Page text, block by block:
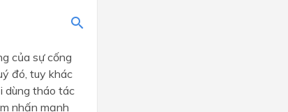
của sự cống
đó, tuy khác
dùng tháo tác
nhấn mạnh